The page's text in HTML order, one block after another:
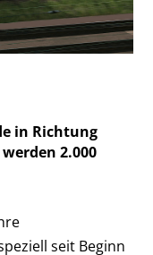
in Richtung
2.000
seit Beginn